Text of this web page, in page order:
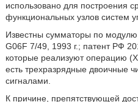
использовано для построения
функциональных узлов систем
Известны сумматоры по
G06F 7/49, 1993 г.; патент РФ
которые реализуют операцию
есть трехразрядные двоичные
сигналами.
К причине, препятствующей